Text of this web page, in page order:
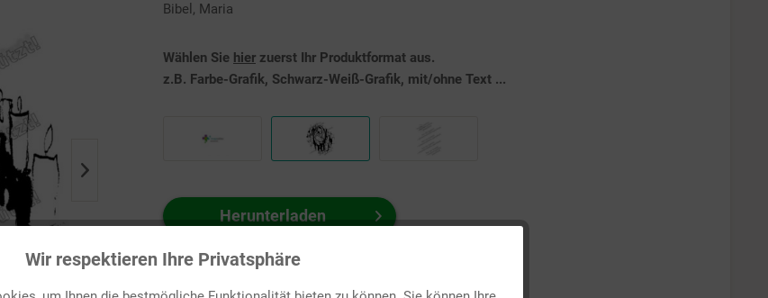
Bibel, Maria
Wählen Sie hier zuerst Ihr Produktformat aus.
z.B. Farbe-Grafik, Schwarz-Weiß-Grafik, mit/ohne Text ...
Herunterladen
Auf Ihren Merkzettel setzen
Wir respektieren Ihre Privatsphäre